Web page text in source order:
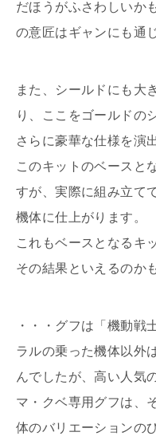
だほうがふさわしいか
の意匠はギャンにも通
また、シールドにも大
り、ここをゴールドの
さらに豪華な仕様を演
このキットのベースと
すが、実際に組み立て
機体に仕上がります。
これもベースとなるキ
その結果といえるのか
・・・グフは「機動戦
ラルの乗った機体以外
んでしたが、高い人気
マ・クベ専用グフは、
体のバリエーションの